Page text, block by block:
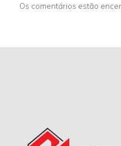
Os comentários estão